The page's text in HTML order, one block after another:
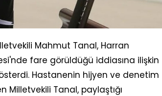
Mahmut Tanal, Harran
fare görüldüğü iddiasına ilişkin
Hastanenin hijyen ve denetim
Milletvekili Tanal, paylaştığı